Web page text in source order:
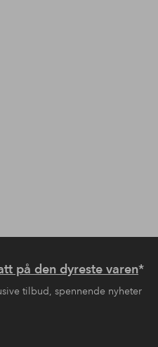
på den dyreste varen*
tilbud, spennende nyheter